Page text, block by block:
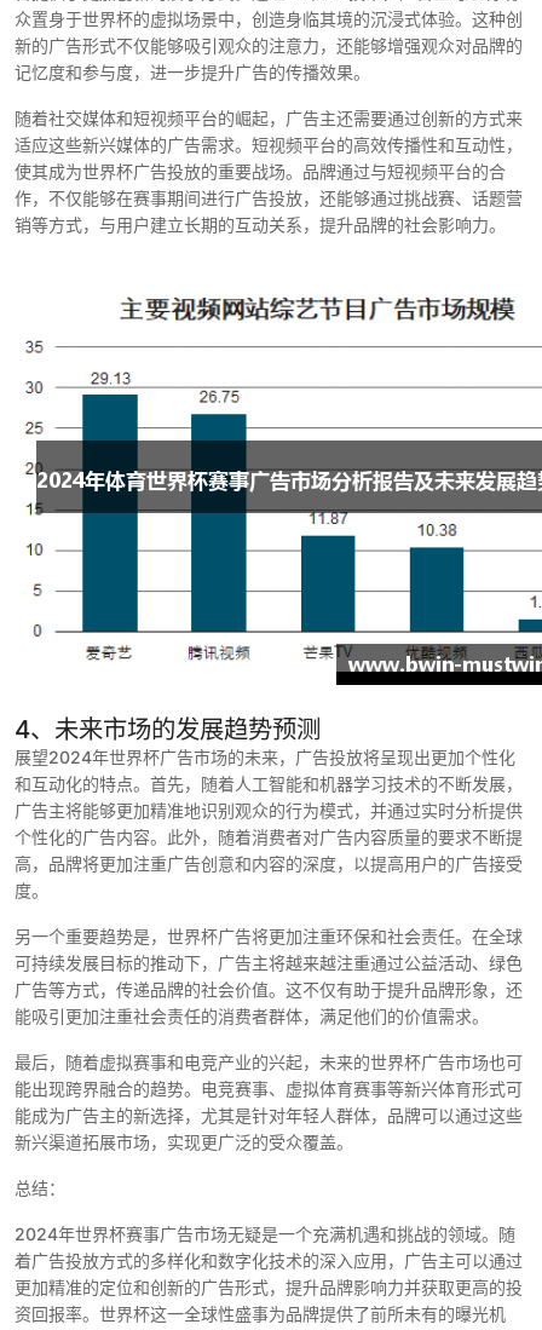
众置身于世界杯的虚拟场景中，创造身临其境的沉浸式体验。这种创
新的广告形式不仅能够吸引观众的注意力，还能够增强观众对品牌的
记忆度和参与度，进一步提升广告的传播效果。
随着社交媒体和短视频平台的崛起，广告主还需要通过创新的方式来
适应这些新兴媒体的广告需求。短视频平台的高效传播性和互动性，
使其成为世界杯广告投放的重要战场。品牌通过与短视频平台的合
作，不仅能够在赛事期间进行广告投放，还能够通过挑战赛、话题营
销等方式，与用户建立长期的互动关系，提升品牌的社会影响力。
4、未来市场的发展趋势预测
展望2024年世界杯广告市场的未来，广告投放将呈现出更加个性化
和互动化的特点。首先，随着人工智能和机器学习技术的不断发展，
广告主将能够更加精准地识别观众的行为模式，并通过实时分析提供
个性化的广告内容。此外，随着消费者对广告内容质量的要求不断提
高，品牌将更加注重广告创意和内容的深度，以提高用户的广告接受
度。
另一个重要趋势是，世界杯广告将更加注重环保和社会责任。在全球
可持续发展目标的推动下，广告主将越来越注重通过公益活动、绿色
广告等方式，传递品牌的社会价值。这不仅有助于提升品牌形象，还
能吸引更加注重社会责任的消费者群体，满足他们的价值需求。
最后，随着虚拟赛事和电竞产业的兴起，未来的世界杯广告市场也可
能出现跨界融合的趋势。电竞赛事、虚拟体育赛事等新兴体育形式可
能成为广告主的新选择，尤其是针对年轻人群体，品牌可以通过这些
新兴渠道拓展市场，实现更广泛的受众覆盖。
总结：
2024年世界杯赛事广告市场无疑是一个充满机遇和挑战的领域。随
着广告投放方式的多样化和数字化技术的深入应用，广告主可以通过
更加精准的定位和创新的广告形式，提升品牌影响力并获取更高的投
资回报率。世界杯这一全球性盛事为品牌提供了前所未有的曝光机